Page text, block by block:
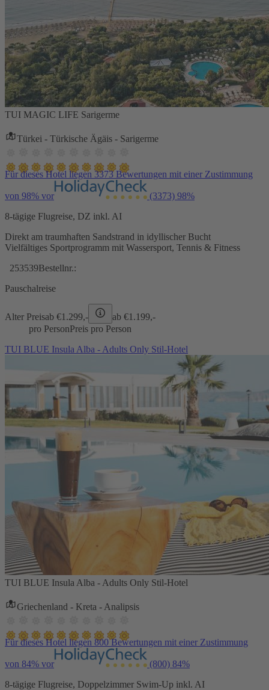
TUI MAGIC LIFE Sarigerme
Türkei - Türkische Ägäis - Sarigerme
Für dieses Hotel liegen 3373 Bewertungen mit einer Zustimmung
von 98% vor (3373) 98%
8-tägige Flugreise, DZ inkl. AI
Direkt am traumhaften Sandstrand in idyllischer Bucht
Vielfältiges Sportprogramm mit Wassersport, Tennis & Fitness
253539Bestellnr.:
Pauschalreise
Alter Preisab €1.299,- ab €1.199,-
pro PersonPreis pro Person
TUI BLUE Insula Alba - Adults Only Stil-Hotel
TUI BLUE Insula Alba - Adults Only Stil-Hotel
Griechenland - Kreta - Analipsis
Für dieses Hotel liegen 800 Bewertungen mit einer Zustimmung
von 84% vor (800) 84%
8-tägige Flugreise, Doppelzimmer Swim-Up inkl. AI